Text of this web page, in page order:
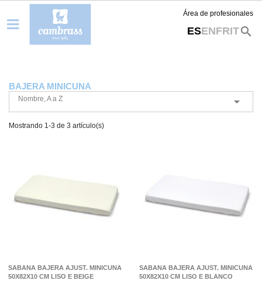
Área de profesionales
ESENFRITsearch
BAJERA MINICUNA
Nombre, A a Z 
Mostrando 1-3 de 3 artículo(s)
SABANA BAJERA AJUST. MINICUNA
50X82X10 CM LISO E BEIGE
SABANA BAJERA AJUST. MINICUNA
50X82X10 CM LISO E BLANCO